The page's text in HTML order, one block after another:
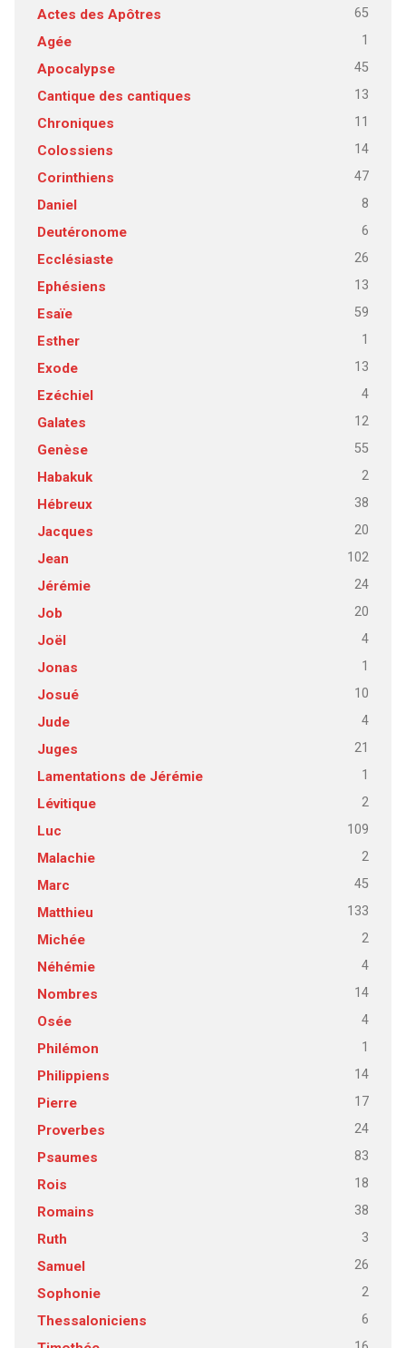
Actes des Apôtres 65
Agée 1
Apocalypse 45
Cantique des cantiques 13
Chroniques 11
Colossiens 14
Corinthiens 47
Daniel 8
Deutéronome 6
Ecclésiaste 26
Ephésiens 13
Esaïe 59
Esther 1
Exode 13
Ezéchiel 4
Galates 12
Genèse 55
Habakuk 2
Hébreux 38
Jacques 20
Jean 102
Jérémie 24
Job 20
Joël 4
Jonas 1
Josué 10
Jude 4
Juges 21
Lamentations de Jérémie 1
Lévitique 2
Luc 109
Malachie 2
Marc 45
Matthieu 133
Michée 2
Néhémie 4
Nombres 14
Osée 4
Philémon 1
Philippiens 14
Pierre 17
Proverbes 24
Psaumes 83
Rois 18
Romains 38
Ruth 3
Samuel 26
Sophonie 2
Thessaloniciens 6